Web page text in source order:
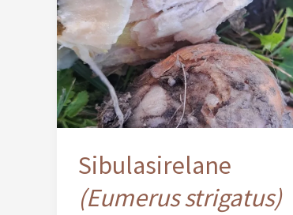
Sibulasirelane
(Eumerus strigatus)